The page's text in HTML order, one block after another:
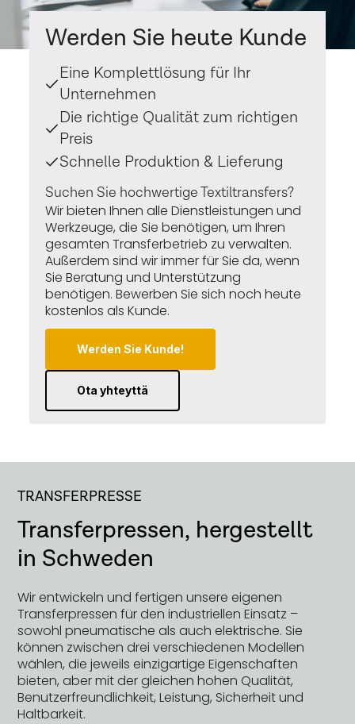
Werden Sie heute Kunde
Eine Komplettlösung für Ihr
Unternehmen
Die richtige Qualität zum richtigen
Preis
Schnelle Produktion & Lieferung
Suchen Sie hochwertige Textiltransfers?
Wir bieten Ihnen alle Dienstleistungen und
Werkzeuge, die Sie benötigen, um Ihren
gesamten Transferbetrieb zu verwalten.
Außerdem sind wir immer für Sie da, wenn
Sie Beratung und Unterstützung
benötigen. Bewerben Sie sich noch heute
kostenlos als Kunde.
Werden Sie Kunde!
Ota yhteyttä
TRANSFERPRESSE
Transferpressen, hergestellt
in Schweden
Wir entwickeln und fertigen unsere eigenen
Transferpressen für den industriellen Einsatz –
sowohl pneumatische als auch elektrische. Sie
können zwischen drei verschiedenen Modellen
wählen, die jeweils einzigartige Eigenschaften
bieten, aber mit der gleichen hohen Qualität,
Benutzerfreundlichkeit, Leistung, Sicherheit und
Haltbarkeit.